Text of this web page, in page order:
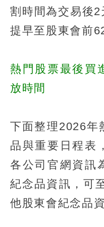
割時間為交易後
提早至股東會前
熱門股票最後買
放時間
下面整理2026年
品與重要日程表
各公司官網資訊
紀念品資訊，可
他股東會紀念品